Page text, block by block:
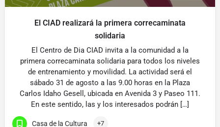
El CIAD realizará la primera correcaminata
solidaria
El Centro de Dia CIAD invita a la comunidad a la
primera correcaminata solidaria para todos los niveles
de entrenamiento y movilidad. La actividad será el
sábado 31 de agosto a las 9.00 horas en la Plaza
Carlos Idaho Gesell, ubicada en Avenida 3 y Paseo 111.
En este sentido, las y los interesados podrán […]
Casa de la Cultura +7